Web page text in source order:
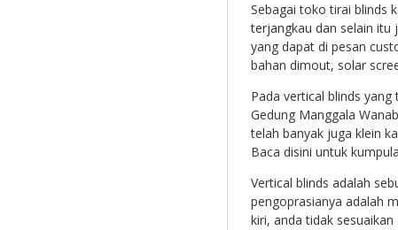
Sebagai toko tirai blinds
terjangkau dan selain itu
yang dapat di pesan
bahan dimout, solar
Pada vertical blinds
Gedung Manggala
telah banyak juga klein
Baca disini untuk
Vertical blinds adalah
pengoprasianya adalah
kiri, anda tidak